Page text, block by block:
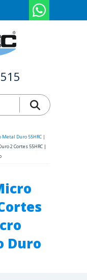
Metal Duro 55HRC |
2 Cortes 55HRC |
Duro